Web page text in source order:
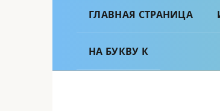
ГЛАВНАЯ СТРАНИЦА
НА БУКВУ К